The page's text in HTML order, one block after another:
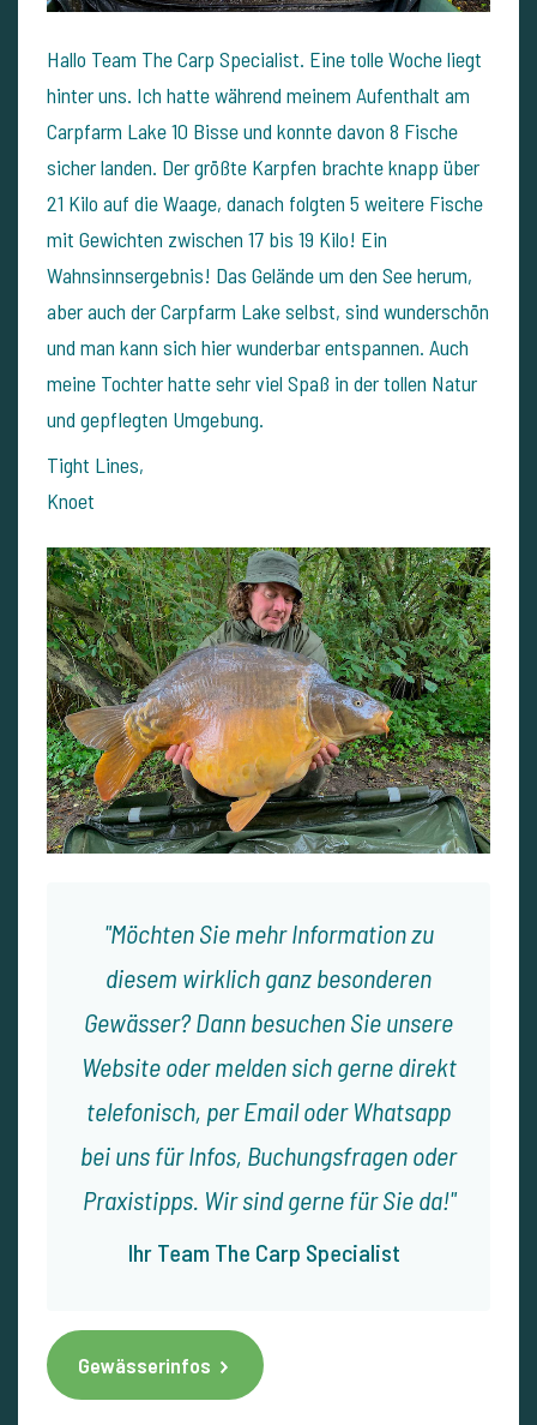
Hallo Team The Carp Specialist. Eine tolle Woche liegt
hinter uns. Ich hatte während meinem Aufenthalt am
Carpfarm Lake 10 Bisse und konnte davon 8 Fische
sicher landen. Der größte Karpfen brachte knapp über
21 Kilo auf die Waage, danach folgten 5 weitere Fische
mit Gewichten zwischen 17 bis 19 Kilo! Ein
Wahnsinnsergebnis! Das Gelände um den See herum,
aber auch der Carpfarm Lake selbst, sind wunderschön
und man kann sich hier wunderbar entspannen. Auch
meine Tochter hatte sehr viel Spaß in der tollen Natur
und gepflegten Umgebung.
Tight Lines,
Knoet
Möchten Sie mehr Information zu
diesem wirklich ganz besonderen
Gewässer? Dann besuchen Sie unsere
Website oder melden sich gerne direkt
telefonisch, per Email oder Whatsapp
bei uns für Infos, Buchungsfragen oder
Praxistipps. Wir sind gerne für Sie da!
Ihr Team The Carp Specialist
Gewässerinfos